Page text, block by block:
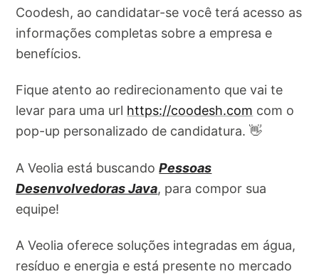
Coodesh, ao candidatar-se você terá acesso as
informações completas sobre a empresa e
benefícios.
Fique atento ao redirecionamento que vai te
levar para uma url https://coodesh.com com o
pop-up personalizado de candidatura. 👋
A Veolia está buscandoPessoas
Desenvolvedoras Java, para compor sua
equipe!
A Veolia oferece soluções integradas em água,
resíduo e energia e está presente no mercado